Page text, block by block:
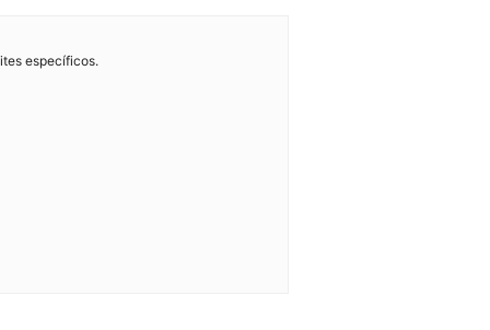
específicos.